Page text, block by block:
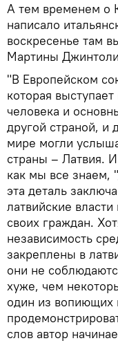
А тем временем о
написало
воскресенье там
Мартины
"В Европейском
которая
человека и
другой страной, и
мире могли
страны – Латвия.
как мы все знаем,
эта деталь
латвийские
своих граждан.
независимость
закреплены в
они не
хуже, чем
один из вопиющих
слов автор